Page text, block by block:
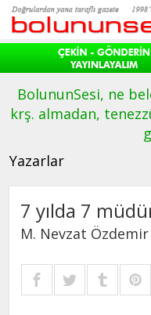
BolununSesi, ne
krş. almadan,
Yazarlar
7 yılda 7
M. Nevzat Özdemir